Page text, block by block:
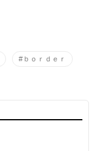
#ｂｏｒｄｅｒ